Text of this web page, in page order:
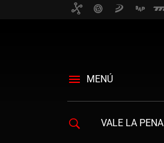
MENÚ
VALE LA PENA